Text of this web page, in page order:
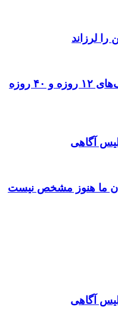
۲ عامل مهم صهیونیست‌ها در جنگ‌های ۱۲ روزه و ۴۰ روزه
آگاهی
آگاهی